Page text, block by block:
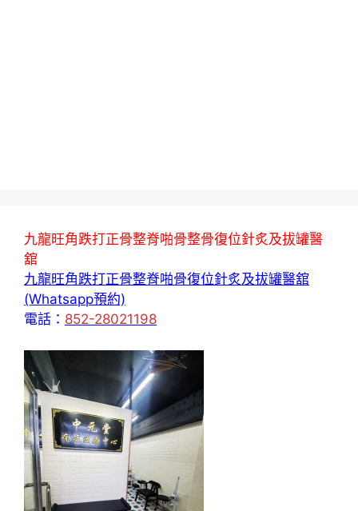
九龍旺角跌打正骨整脊啪骨整骨復位針炙及拔罐醫
舘
九龍旺角跌打正骨整脊啪骨復位針炙及拔罐醫舘
(Whatsapp預約)
電話： 852-28021198